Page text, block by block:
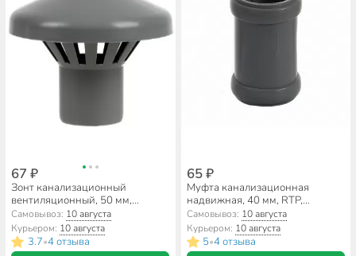
67 ₽
Зонт канализационный
вентиляционный, 50 мм,
Мультимирпласт, внутренний,
серый, ЗНТ ВК 50
Самовывоз: 10 августа
Курьером: 10 августа
3.7•4 отзыва
65 ₽
Муфта канализационная
надвижная, 40 мм, RTP,
полипропилен, серая, 36327
Самовывоз: 10 августа
Курьером: 10 августа
5•4 отзыва